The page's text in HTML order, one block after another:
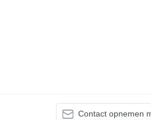
Contact opnemen